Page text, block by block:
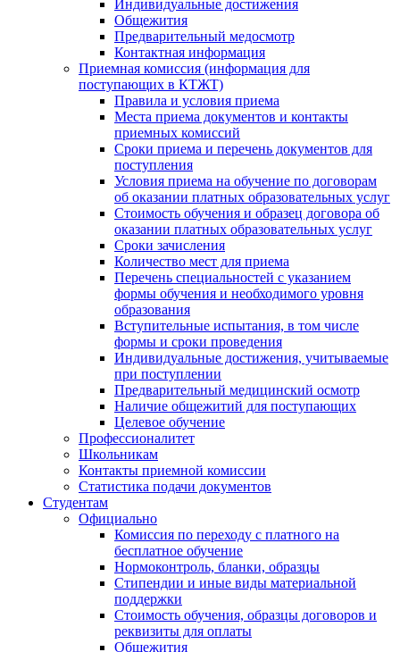
Индивидуальные достижения
Общежития
Предварительный медосмотр
Контактная информация
Приемная комиссия (информация для
поступающих в КТЖТ)
Правила и условия приема
Места приема документов и контакты
приемных комиссий
Сроки приема и перечень документов для
поступления
Условия приема на обучение по договорам
об оказании платных образовательных услуг
Стоимость обучения и образец договора об
оказании платных образовательных услуг
Сроки зачисления
Количество мест для приема
Перечень специальностей с указанием
формы обучения и необходимого уровня
образования
Вступительные испытания, в том числе
формы и сроки проведения
Индивидуальные достижения, учитываемые
при поступлении
Предварительный медицинский осмотр
Наличие общежитий для поступающих
Целевое обучение
Профессионалитет
Школьникам
Контакты приемной комиссии
Статистика подачи документов
Студентам
Официально
Комиссия по переходу с платного на
бесплатное обучение
Нормоконтроль, бланки, образцы
Стипендии и иные виды материальной
поддержки
Стоимость обучения, образцы договоров и
реквизиты для оплаты
Общежития